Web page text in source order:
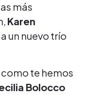
más
Karen
un nuevo trío
como te hemos
Bolocco